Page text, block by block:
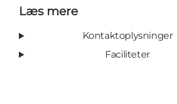
Læs mere
Kontaktoplysninger
Faciliteter